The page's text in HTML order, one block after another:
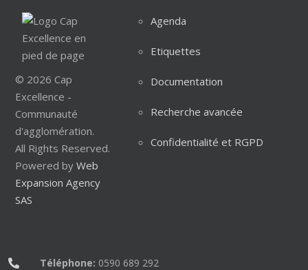
© 2026 Cap
Excellence -
Communauté
d'agglomération.
All Rights Reserved.
Powered by Web
Expansion Agency
SAS
Agenda
Etiquettes
Documentation
Recherche avancée
Confidentialité et RGPD
Téléphone: 0590 689 292